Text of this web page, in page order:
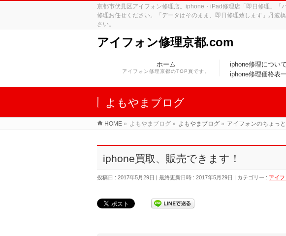
京都市伏見区アイフォン修理店。iphone・iPad修理店「即日修理」
修理お任せください。「データはそのまま、即日修理致します」丹波
さい。
アイフォン修理京都.com
ホーム
アイフォン修理京都のTOP頁です。
iphone修理について
iphone修理価格表
よもやまブログ
HOME » よもやまブログ » よもやまブログ » アイフォンのちょっ
iphone買取、販売できます！
投稿日 : 2017年5月29日 最終更新日時 : 2017年5月29日 カテゴリー : アイ